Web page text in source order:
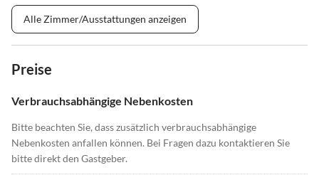
Alle Zimmer/Ausstattungen anzeigen
Preise
Verbrauchsabhängige Nebenkosten
Bitte beachten Sie, dass zusätzlich verbrauchsabhängige
Nebenkosten anfallen können. Bei Fragen dazu kontaktieren Sie
bitte direkt den Gastgeber.